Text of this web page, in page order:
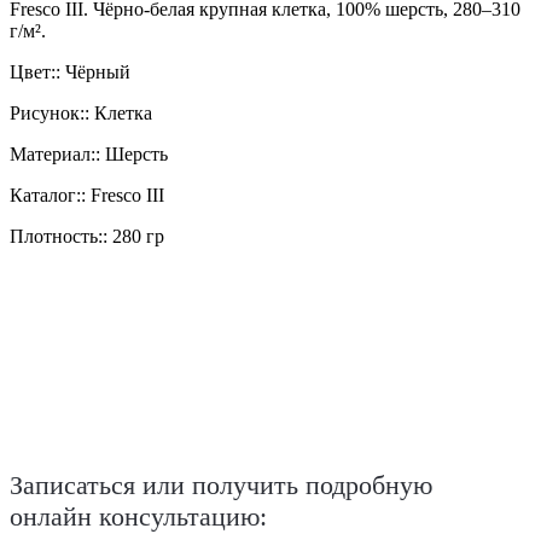
Fresco III. Чёрно-белая крупная клетка, 100% шерсть, 280–310
г/м².
Цвет:: Чёрный
Рисунок:: Клетка
Материал:: Шерсть
Каталог:: Fresco III
Плотность:: 280 гр
Записаться или получить подробную
онлайн консультацию: